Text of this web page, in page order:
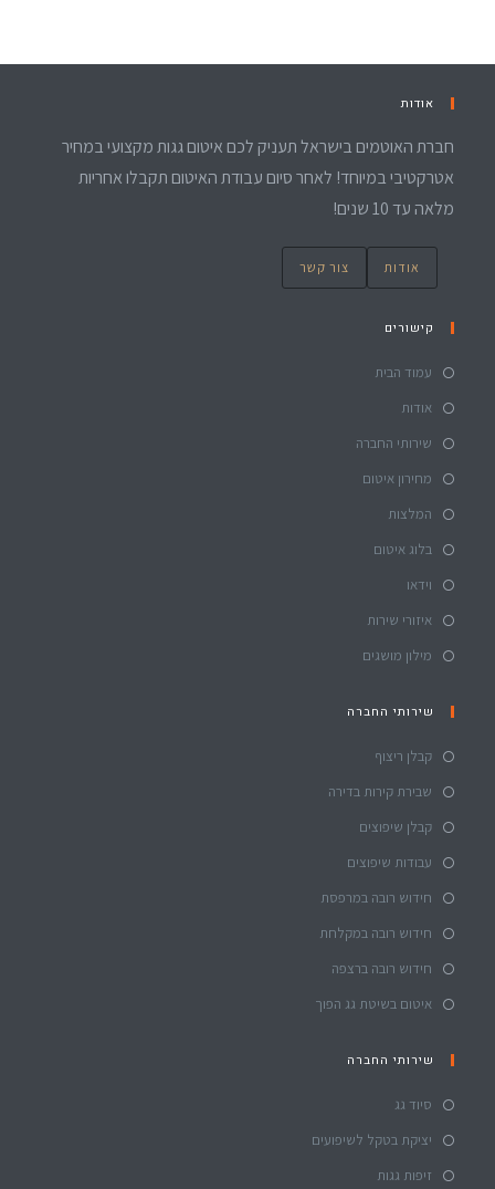
אודות
חברת האוטמים בישראל תעניק לכם איטום גגות מקצועי במחיר
אטרקטיבי במיוחד! לאחר סיום עבודת האיטום תקבלו אחריות
מלאה עד 10 שנים!
אודות צור קשר
קישורים
עמוד הבית
אודות
שירותי החברה
מחירון איטום
המלצות
בלוג איטום
וידאו
איזורי שירות
מילון מושגים
שירותי החברה
קבלן ריצוף
שבירת קירות בדירה
קבלן שיפוצים
עבודות שיפוצים
חידוש רובה במרפסת
חידוש רובה במקלחת
חידוש רובה ברצפה
איטום בשיטת גג הפוך
שירותי החברה
סיוד גג
יציקת בטקל לשיפועים
זיפות גגות